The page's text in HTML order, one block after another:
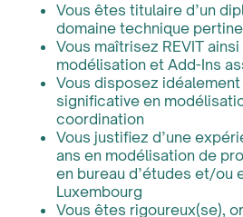
Vous êtes titulaire d’un
domaine technique
Vous maîtrisez REVIT
modélisation et Add-Ins
Vous disposez
significative en
coordination
Vous justifiez d’une
ans en modélisation de
en bureau d’études et/ou
Luxembourg
Vous êtes rigoureux(se),